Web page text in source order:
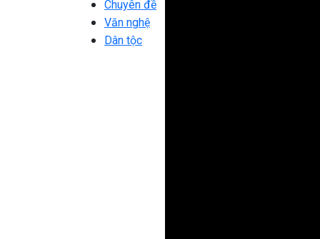
Chuyên đề
Văn nghệ
Dân tộc